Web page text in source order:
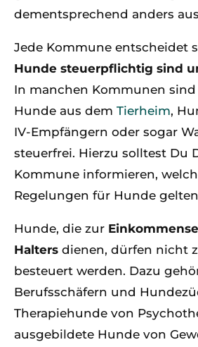
dementsprechend anders
Jede Kommune entscheidet
Hunde steuerpflichtig sind
In manchen Kommunen sind
Hunde aus dem Tierheim,
IV-Empfängern oder sogar
steuerfrei. Hierzu solltest Du
Kommune informieren,
Regelungen für Hunde
Hunde, die zur
Halters dienen, dürfen nicht
besteuert werden. Dazu
Berufsschäfern und
Therapiehunde von
ausgebildete Hunde von